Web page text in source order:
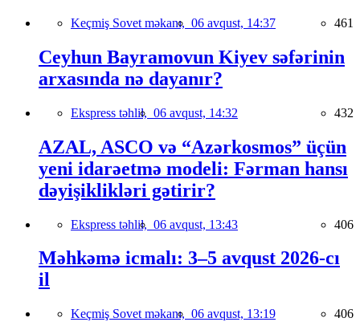
Keçmiş Sovet məkanı, 06 avqust, 14:37 461
Ceyhun Bayramovun Kiyev səfərinin
arxasında nə dayanır?
Ekspress təhlil, 06 avqust, 14:32 432
AZAL, ASCO və “Azərkosmos” üçün
yeni idarəetmə modeli: Fərman hansı
dəyişiklikləri gətirir?
Ekspress təhlil, 06 avqust, 13:43 406
Məhkəmə icmalı: 3–5 avqust 2026-cı
il
Keçmiş Sovet məkanı, 06 avqust, 13:19 406